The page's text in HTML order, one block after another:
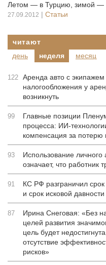
Летом — в Турцию, зимой —
27.09.2012 | Статьи
читают
день
неделя месяц
122 Аренда авто с
налогообложения у
возникнуть
99
Главные позиции
процесса: ИИ-
компенсация за потерю
93
Использование
означает, что работник
91
КС РФ разграничил
и срок исковой давности
87
Ирина Снеговая: «Без
целей развития
цель будет
отсутствие
рисков»